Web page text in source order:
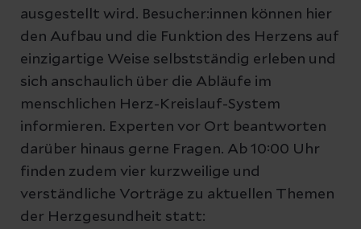
ausgestellt wird. Besucher:innen können hier
den Aufbau und die Funktion des Herzens auf
einzigartige Weise selbstständig erleben und
sich anschaulich über die Abläufe im
menschlichen Herz-Kreislauf-System
informieren. Experten vor Ort beantworten
darüber hinaus gerne Fragen. Ab 10:00 Uhr
finden zudem vier kurzweilige und
verständliche Vorträge zu aktuellen Themen
der Herzgesundheit statt: